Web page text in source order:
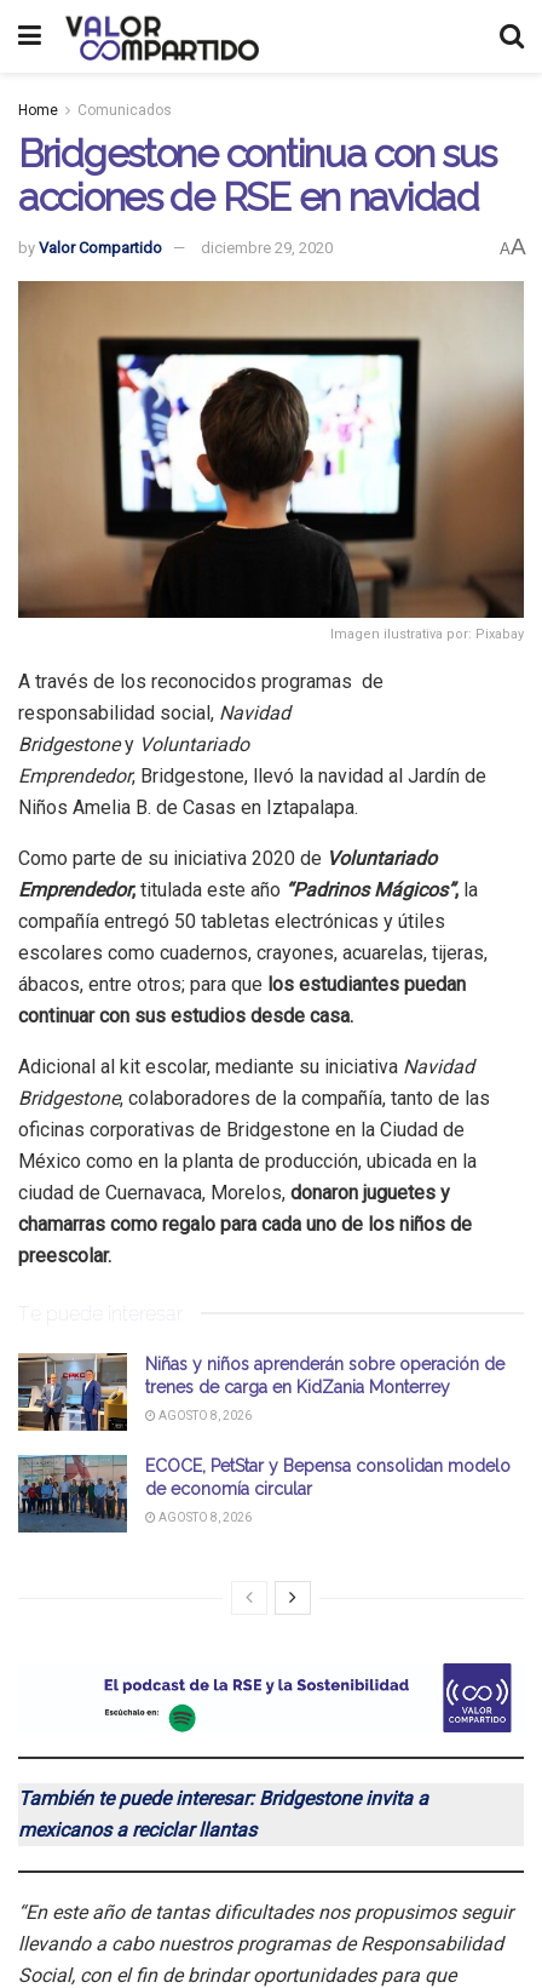
Home Comunicados
Bridgestone continua con sus
acciones de RSE en navidad
by Valor Compartido diciembre 29, 2020 AA
Imagen ilustrativa por: Pixabay
A través de los reconocidos programas de
responsabilidad social, Navidad
Bridgestoney Voluntariado
Emprendedor, Bridgestone, llevó la navidad al Jardín de
Niños Amelia B. de Casas en Iztapalapa.
Como parte de su iniciativa 2020 de Voluntariado
Emprendedor, titulada este año “Padrinos Mágicos”, la
compañía entregó 50 tabletas electrónicas y útiles
escolares como cuadernos, crayones, acuarelas, tijeras,
ábacos, entre otros; para que los estudiantes puedan
continuar con sus estudios desde casa.
Adicional al kit escolar, mediante su iniciativa Navidad
Bridgestone, colaboradores de la compañía, tanto de las
oficinas corporativas de Bridgestone en la Ciudad de
México como en la planta de producción, ubicada en la
ciudad de Cuernavaca, Morelos, donaron juguetes y
chamarras como regalo para cada uno de los niños de
preescolar.
Te puede interesar
Niñas y niños aprenderán sobre operación de
trenes de carga en KidZania Monterrey
AGOSTO 8, 2026
ECOCE, PetStar y Bepensa consolidan modelo
de economía circular
AGOSTO 8, 2026
También te puede interesar: Bridgestone invita a
mexicanos a reciclar llantas
“En este año de tantas dificultades nos propusimos seguir
llevando a cabo nuestros programas de Responsabilidad
Social, con el fin de brindar oportunidades para que